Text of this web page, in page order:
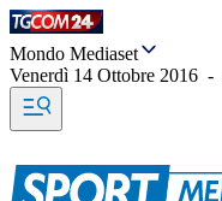
Mondo Mediaset
Venerdì 14 Ottobre 2016 -